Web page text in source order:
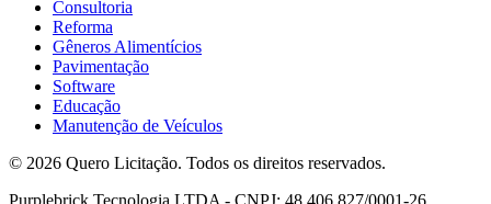
Consultoria
Reforma
Gêneros Alimentícios
Pavimentação
Software
Educação
Manutenção de Veículos
© 2026 Quero Licitação. Todos os direitos reservados.
Purplebrick Tecnologia LTDA - CNPJ: 48.406.827/0001-26